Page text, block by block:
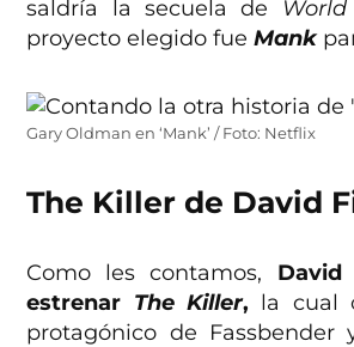
saldría la secuela de
proyecto elegido fueMank
Gary Oldman en ‘Mank’ / Foto: Netflix
The Killer de David
Como les contamos,
estrenar The Killer, la cual
protagónico de Fassbender